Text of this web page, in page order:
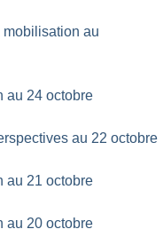
au
au 24 octobre
au 22 octobre
au 21 octobre
au 20 octobre